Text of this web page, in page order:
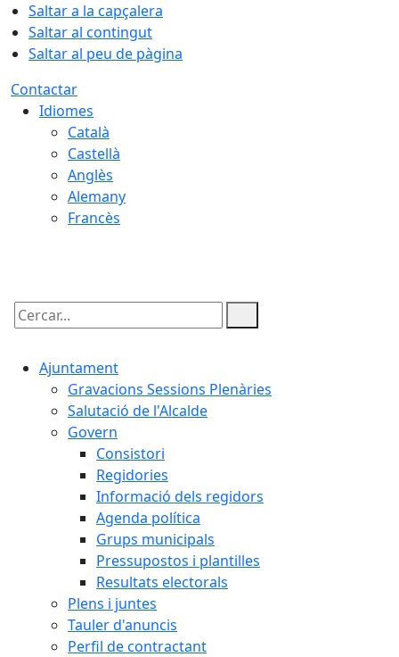
Saltar a la capçalera
Saltar al contingut
Saltar al peu de pàgina
Contactar
Idiomes
Català
Castellà
Anglès
Alemany
Francès
Cercar:
Ajuntament
Gravacions Sessions Plenàries
Salutació de l'Alcalde
Govern
Consistori
Regidories
Informació dels regidors
Agenda política
Grups municipals
Pressupostos i plantilles
Resultats electorals
Plens i juntes
Tauler d'anuncis
Perfil de contractant